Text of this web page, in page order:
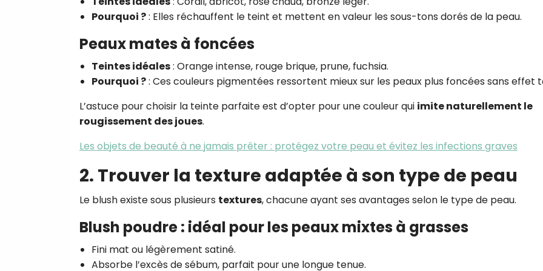
Pourquoi ?: Elles réchauffent le teint et mettent en valeur les sous-tons dorés de la peau.
Peaux mates à foncées
Teintes idéales: Orange intense, rouge brique, prune, fuchsia.
Pourquoi ?: Ces couleurs pigmentées ressortent mieux sur les peaux plus foncées sans effet
L’astuce pour choisir la teinte parfaite est d’opter pour une couleur qui imite naturellement le
rougissement des joues.
Les objets de beauté à ne jamais prêter : protégez votre peau et évitez les infections graves
2. Trouver la texture adaptée à son type de peau
Le blush existe sous plusieurs textures, chacune ayant ses avantages selon le type de peau.
Blush poudre : idéal pour les peaux mixtes à grasses
Fini mat ou légèrement satiné.
Absorbe l’excès de sébum, parfait pour une longue tenue.